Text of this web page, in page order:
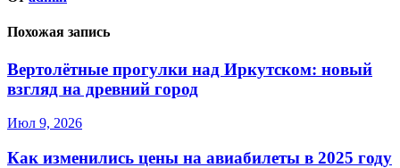
Похожая запись
Вертолётные прогулки над Иркутском: новый
взгляд на древний город
Июл 9, 2026
Как изменились цены на авиабилеты в 2025 году